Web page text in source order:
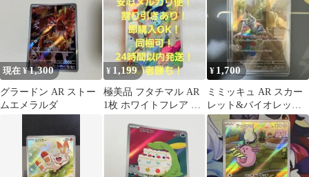
現在 ¥1,300
グラードン AR ストー
ムエメラルダ
¥ 1,199
極美品 フタチマル AR
1枚 ホワイトフレア ポ
¥ 1,700
ミミッキュ AR スカー
レット&バイオレット
ハイクラスパック シャ
イニートレ…